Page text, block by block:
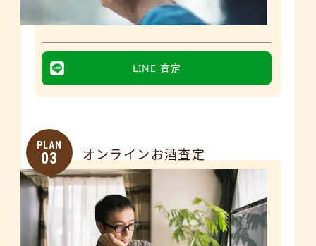
LINE 査定
PLAN
03 オンラインお酒査定